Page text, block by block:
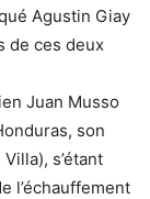
Agustin Giay
de ces deux
Juan Musso
son
s’étant
l’échauffement